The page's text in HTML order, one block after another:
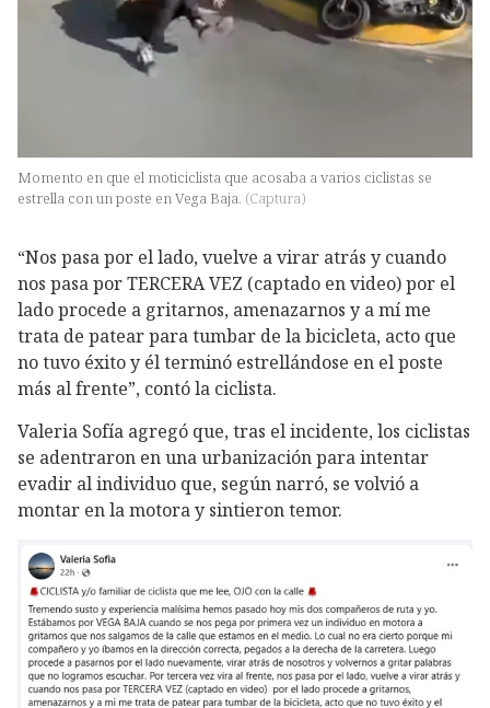
Momento en que el moticiclista que acosaba a varios ciclistas se
estrella con un poste en Vega Baja. (Captura)
“Nos pasa por el lado, vuelve a virar atrás y cuando
nos pasa por TERCERA VEZ (captado en video) por el
lado procede a gritarnos, amenazarnos y a mí me
trata de patear para tumbar de la bicicleta, acto que
no tuvo éxito y él terminó estrellándose en el poste
más al frente”, contó la ciclista.
Valeria Sofía agregó que, tras el incidente, los ciclistas
se adentraron en una urbanización para intentar
evadir al individuo que, según narró, se volvió a
montar en la motora y sintieron temor.